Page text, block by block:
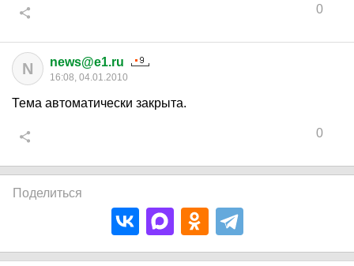
0
N news@e1.ru
16:08, 04.01.2010
Тема автоматически закрыта.
0
Поделиться